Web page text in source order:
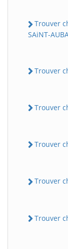
Trouver
SAiNT-
Trouver
Trouver
Trouver
Trouver
Trouver